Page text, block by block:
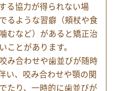
る協力が得られない場
るような習癖（頬杖や食
むなど）があると矯正治
ことがあります。
み合わせや歯並びが随時
い、咬み合わせや顎の関
たり、一時的に歯並びが